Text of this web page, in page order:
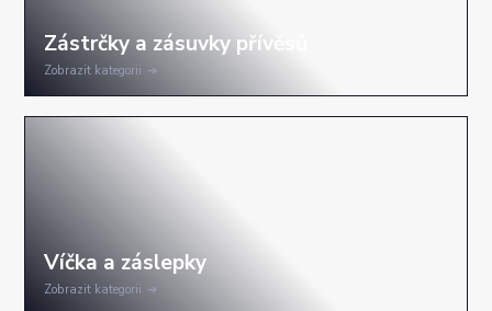
Zobrazit kategorii
Zobrazit kategorii